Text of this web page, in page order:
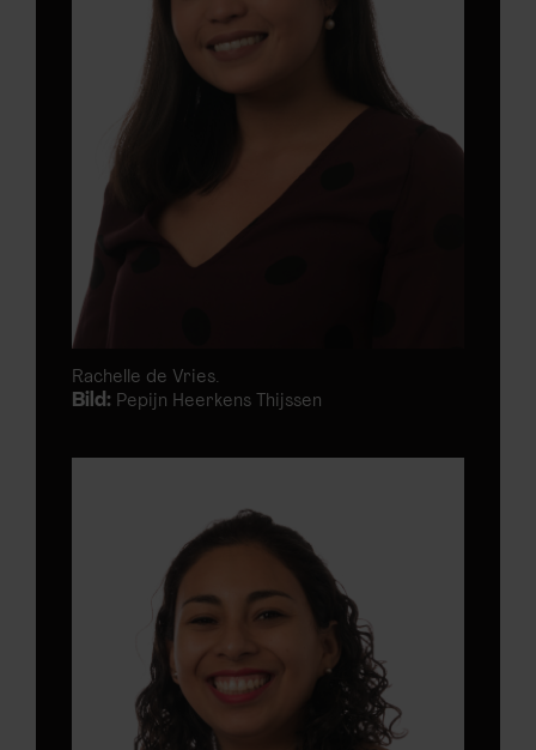
Rachelle de Vries.
Bild: Pepijn Heerkens Thijssen